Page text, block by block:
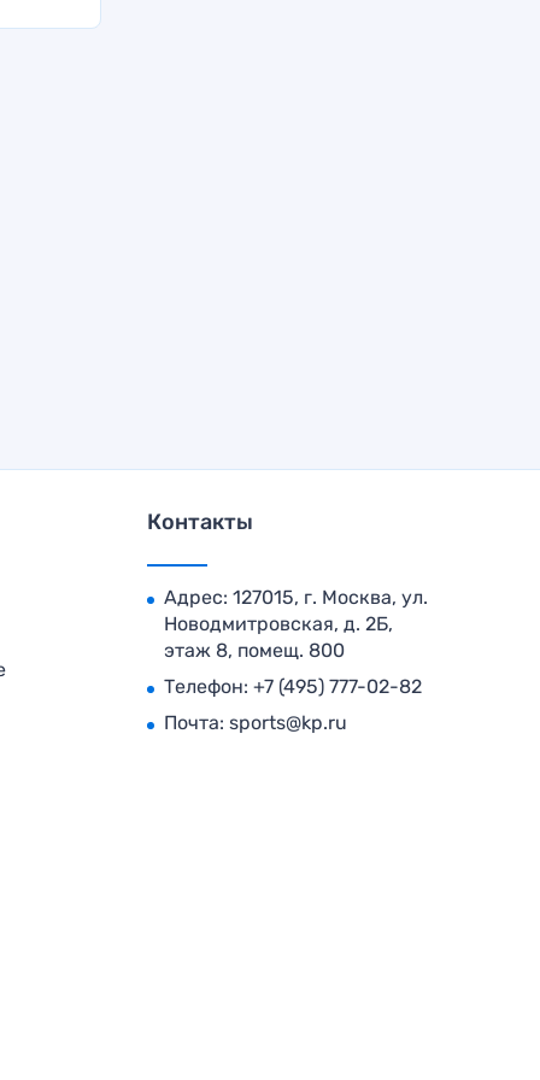
Контакты
Адрес: 127015, г. Москва, ул.
Новодмитровская, д. 2Б,
этаж 8, помещ. 800
Телефон: +7 (495) 777-02-82
Почта: sports@kp.ru